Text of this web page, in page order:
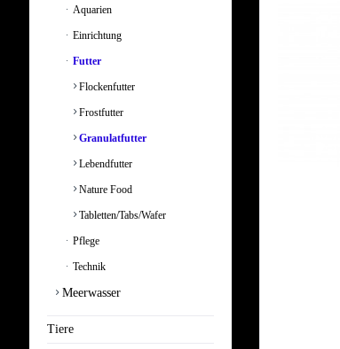
Aquarien
Einrichtung
Futter
Flockenfutter
Frostfutter
Granulatfutter
Lebendfutter
Nature Food
Tabletten/Tabs/Wafer
Pflege
Technik
Meerwasser
Tiere